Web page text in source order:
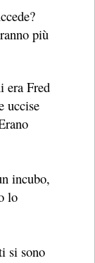
più
era Fred
uccise
incubo,
lo
si sono